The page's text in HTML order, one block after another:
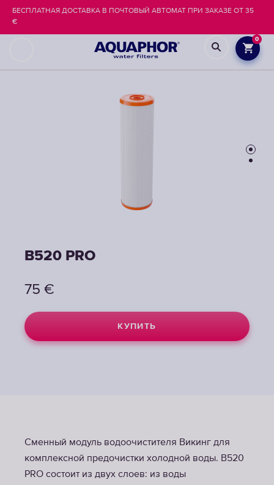
0
БЕСПЛАТНАЯ ДОСТАВКА В ПОЧТОВЫЙ АВТОМАТ ПРИ ЗАКАЗЕ ОТ 35
€
B520 PRO
75 €
КУПИТЬ
B520 PRO
75 €
КУПИТЬ
Сменный модуль водоочистителя Викинг для
комплексной предочистки холодной воды. В520
PRO состоит из двух слоев: из воды